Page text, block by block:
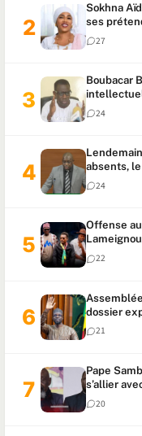
Sokhna
ses
jamais un
27
Boubacar
urgent de
24
absents,
Lamine
24
Offense
Ndiaye
condamnés
22
dossier
du21
Pape
s’allier
locales et
20